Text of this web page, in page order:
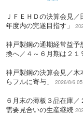
ＪＦＥＨＤの決算会見
年度内の完遂目指す」
神戸製鋼の通期経常益
換へ／４～６月期は２１
神戸製鋼の決算会見／
らフルに寄与」
2026/8/6
６月末の薄板３品在庫／
需要見合いの生産継続